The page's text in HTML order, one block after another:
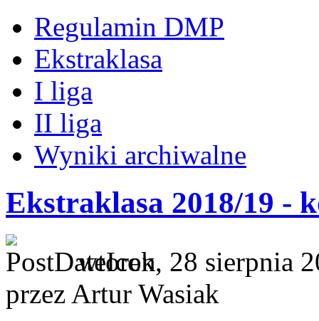
Regulamin DMP
Ekstraklasa
I liga
II liga
Wyniki archiwalne
Ekstraklasa 2018/19 -
wtorek, 28 sierpnia
przez Artur Wasiak